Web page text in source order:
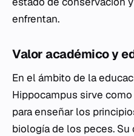
enfrentan.
Valor académico y
En el ámbito de la
Hippocampus sirve
para enseñar los
biología de los peces.